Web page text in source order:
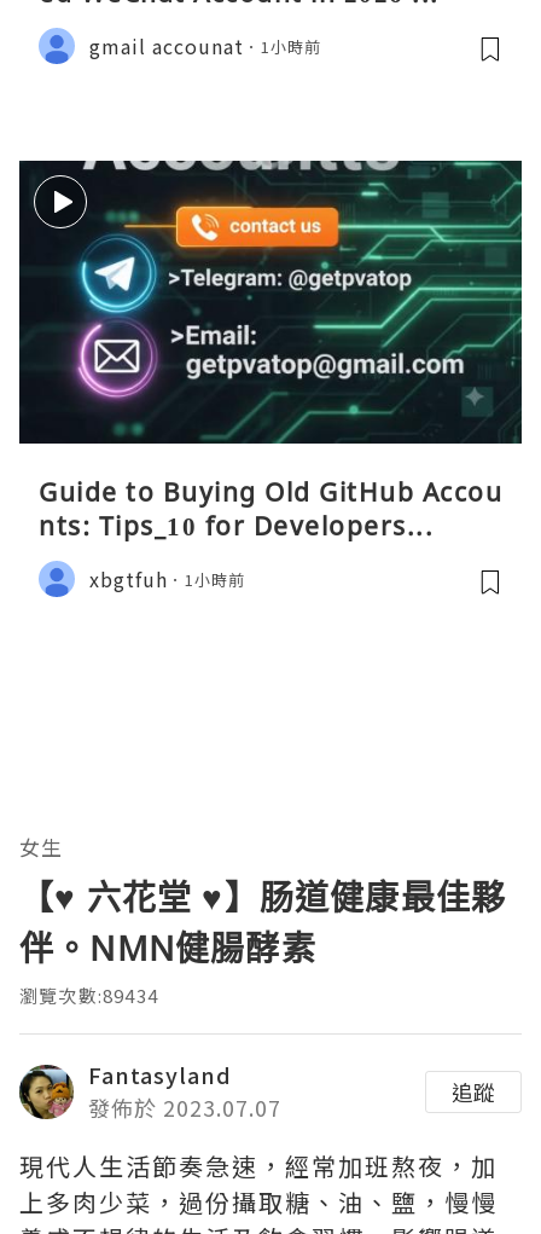
gmail accounat 1小時前
Guide to Buying Old GitHub Accou
nts: Tips_10 for Developers...
xbgtfuh 1小時前
女生
【♥ 六花堂 ♥】肠道健康最佳夥
伴。NMN健腸酵素
瀏覽次數:89434
Fantasyland
發佈於 2023.07.07
追蹤
現代人生活節奏急速，經常加班熬夜，加
上多肉少菜，過份攝取糖、油、鹽，慢慢